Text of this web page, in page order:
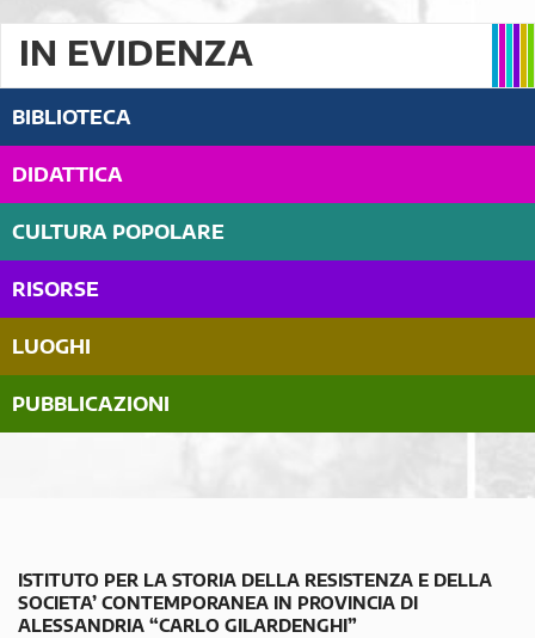
IN EVIDENZA
BIBLIOTECA
DIDATTICA
CULTURA POPOLARE
RISORSE
LUOGHI
PUBBLICAZIONI
ISTITUTO PER LA STORIA DELLA RESISTENZA E DELLA
SOCIETA’ CONTEMPORANEA IN PROVINCIA DI
ALESSANDRIA “CARLO GILARDENGHI”